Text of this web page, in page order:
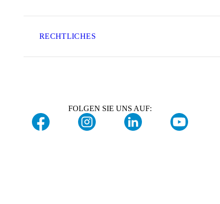
RECHTLICHES
FOLGEN SIE UNS AUF: